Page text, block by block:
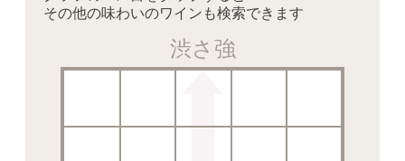
その他の味わいのワインも検索できます
渋さ強